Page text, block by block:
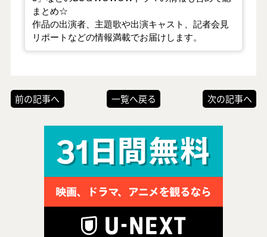
まとめ☆
作品の出演者、主題歌や出演キャスト、記者会見
リポートなどの情報満載でお届けします。
前の記事へ 一覧へ戻る 次の記事へ